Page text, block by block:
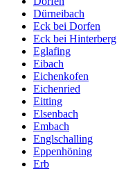
Dürneibach
Eck bei Dorfen
Eck bei Hinterberg
Eglafing
Eibach
Eichenkofen
Eichenried
Eitting
Elsenbach
Embach
Englschalling
Eppenhöning
Erb